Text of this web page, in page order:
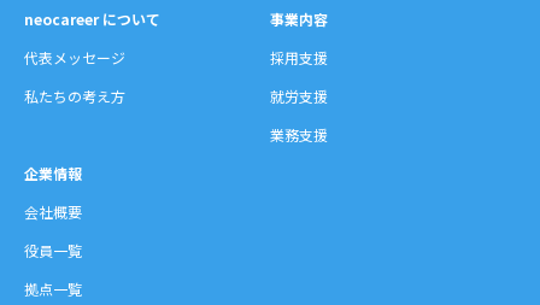
neocareer について
代表メッセージ
私たちの考え方
事業内容
採用支援
就労支援
業務支援
企業情報
会社概要
役員一覧
拠点一覧